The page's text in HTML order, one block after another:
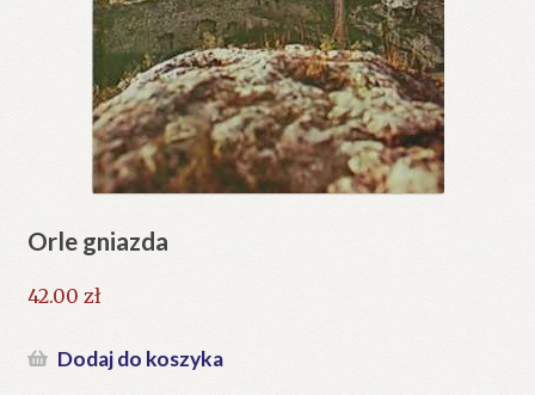
Orle gniazda
42.00 zł
Dodaj do koszyka